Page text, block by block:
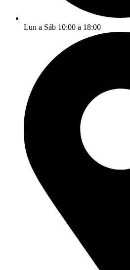
Lun a Sáb 10:00 a 18:00